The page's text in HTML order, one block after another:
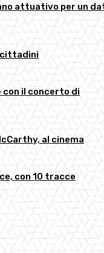
attuativo per un
cittadini
con il concerto di
al cinema
con 10 tracce